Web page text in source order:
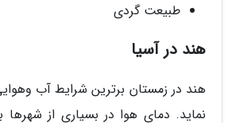
طبیعت گردی
هند در آسیا
هند در زمستان برترین شرایط آب